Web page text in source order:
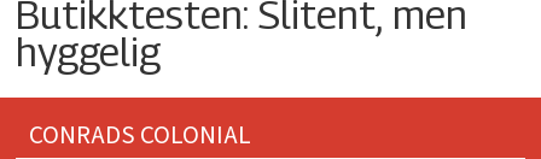
Butikktesten: Slitent, men
hyggelig
CONRADS COLONIAL